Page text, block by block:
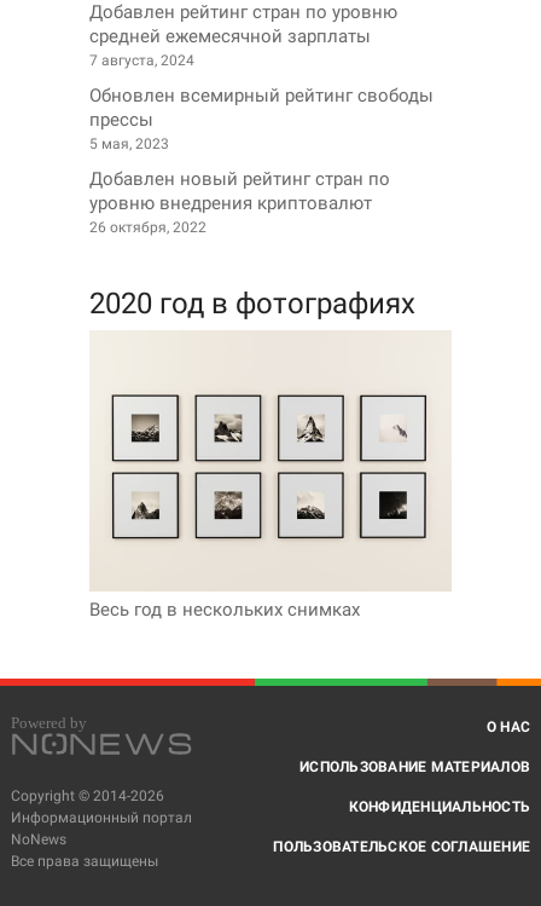
Добавлен рейтинг стран по уровню
средней ежемесячной зарплаты
7 августа, 2024
Обновлен всемирный рейтинг свободы
прессы
5 мая, 2023
Добавлен новый рейтинг стран по
уровню внедрения криптовалют
26 октября, 2022
2020 год в фотографиях
Весь год в нескольких снимках
Copyright © 2014-2026
Информационный портал
NoNews
Все права защищены
О НАС
ИСПОЛЬЗОВАНИЕ МАТЕРИАЛОВ
КОНФИДЕНЦИАЛЬНОСТЬ
ПОЛЬЗОВАТЕЛЬСКОЕ СОГЛАШЕНИЕ